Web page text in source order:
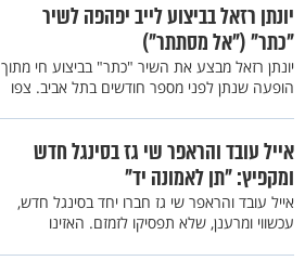
יונתן רזאל בביצוע לייב יפהפה לשיר
"כתר" ("אל מסתתר")
יונתן רזאל מבצע את השיר "כתר" בביצוע חי מתוך
הופעה שנתן לפני מספר חודשים בתל אביב. צפו
אייל עובד והראפר שי גז בסינגל חדש
ומקפיץ: "תן לאמונה יד"
אייל עובד והראפר שי גז חברו יחד בסינגל חדש,
עכשווי ומרענן, שלא תפסיקו לזמזם. האזינו